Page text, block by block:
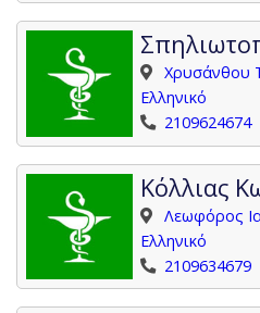
Χρυσάνθου
Ελληνικό
2109624674
Κόλλιας
Λεωφόρος
Ελληνικό
2109634679